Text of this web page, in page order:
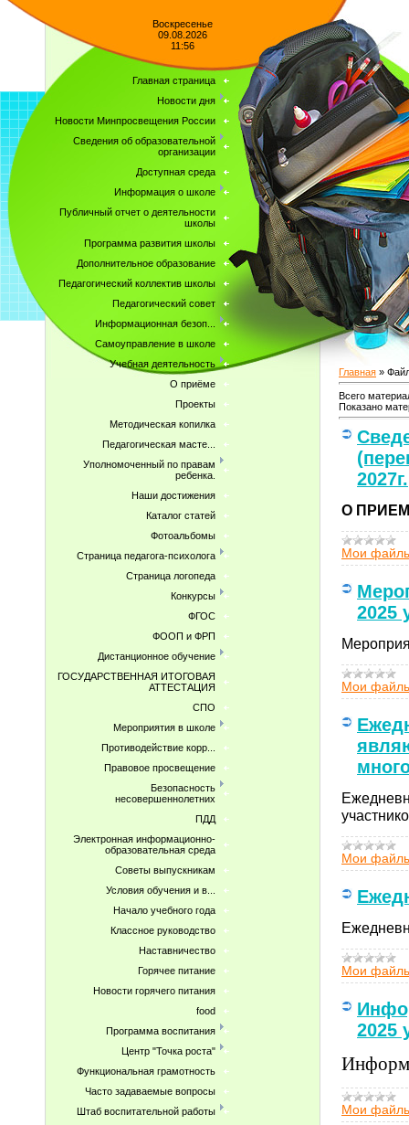
Воскресенье
09.08.2026
11:56
Главная страница
Новости дня
Новости Минпросвещения России
Сведения об образовательной
организации
Доступная среда
Информация о школе
Публичный отчет о деятельности
школы
Программа развития школы
Дополнительное образование
Педагогический коллектив школы
Педагогический совет
Информационная безоп...
Самоуправление в школе
Учебная деятельность
О приёме
Проекты
Методическая копилка
Педагогическая масте...
Уполномоченный по правам
ребенка.
Наши достижения
Каталог статей
Фотоальбомы
Страница педагога-психолога
Страница логопеда
Конкурсы
ФГОС
ФООП и ФРП
Дистанционное обучение
ГОСУДАРСТВЕННАЯ ИТОГОВАЯ
АТТЕСТАЦИЯ
СПО
Мероприятия в школе
Противодействие корр...
Правовое просвещение
Безопасность
несовершеннолетних
ПДД
Электронная информационно-
образовательная среда
Советы выпускникам
Условия обучения и в...
Начало учебного года
Классное руководство
Наставничество
Горячее питание
Новости горячего питания
food
Программа воспитания
Центр "Точка роста"
Функциональная грамотность
Часто задаваемые вопросы
Штаб воспитательной работы
Главная »
Всего
Показано
2027г.
О
Мои
2025
Мои
Мои
Мои
2025
Мои